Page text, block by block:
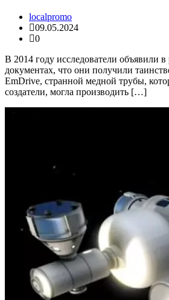
localpromo
09.05.2024
0
В 2014 году исследователи объявили
документах, что они получили
EmDrive, странной медной трубы,
создатели, могла производить […]